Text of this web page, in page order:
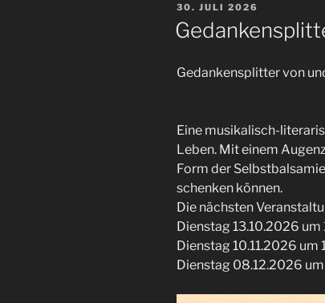
VERÖFFENTLICHT
AM
30. JULI 2026
Gedankensplitter von
Eine musikalisch-
Leben. Mit einem
Form der
schenken können.
Die nächsten
Dienstag 13.10.2026
Dienstag 10.11.2026 um
Dienstag 08.12.2026